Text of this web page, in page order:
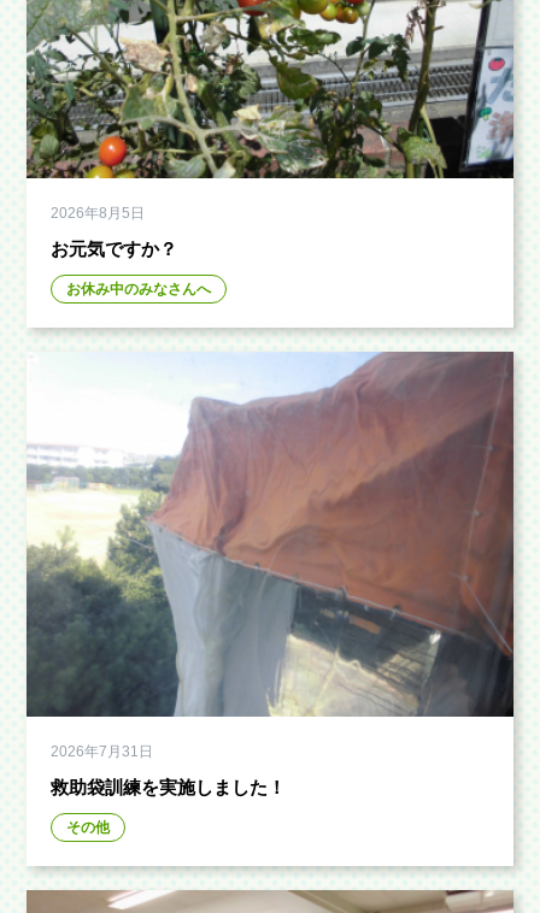
2026年8月5日
お元気ですか？
お休み中のみなさんへ
2026年7月31日
救助袋訓練を実施しました！
その他